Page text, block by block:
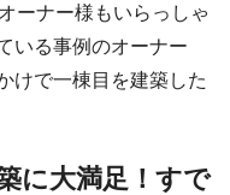
ーナー様もいらっしゃ
いる事例のオーナー
けで一棟目を建築した
に大満足！すで